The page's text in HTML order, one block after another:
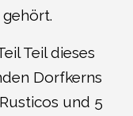
Teil dieses
Dorfkerns
und 5